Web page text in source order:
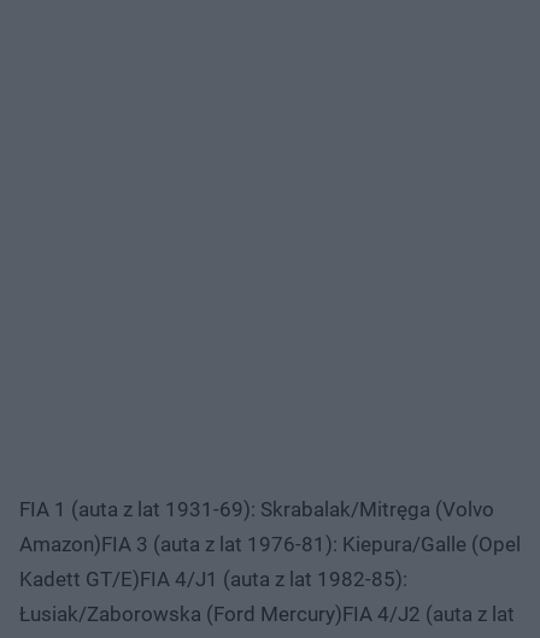
FIA 1 (auta z lat 1931-69): Skrabalak/Mitręga (Volvo
Amazon)FIA 3 (auta z lat 1976-81): Kiepura/Galle (Opel
Kadett GT/E)FIA 4/J1 (auta z lat 1982-85):
Łusiak/Zaborowska (Ford Mercury)FIA 4/J2 (auta z lat